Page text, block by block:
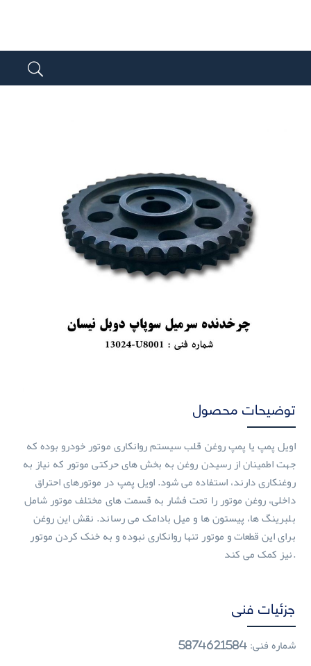
توضیحات محصول
اویل پمپ یا پمپ روغن قلب سیستم روانکاری موتور خودرو بوده که
جهت اطمینان از رسیدن روغن به بخش های حرکتی موتور که نیاز به
روغنکاری دارند، استفاده می شود. اویل پمپ در موتورهای احتراق
داخلی، روغن موتور را تحت فشار به قسمت های مختلف موتور شامل
بلبرینگ ها، پیستون ها و میل بادامک می رساند. نقش این روغن
برای این قطعات و موتور تنها روانکاری نبوده و به خنک کردن موتور
نیز کمک می کند.
جزئیات فنی
شماره فنی: 5874621584